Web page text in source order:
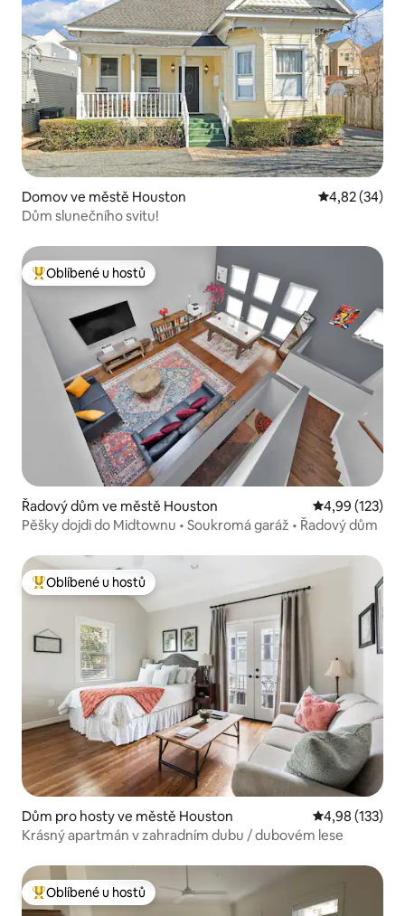
Domov ve městě Houston Průměrné
4,82 (34)
Dům slunečního svitu!
Nejlepší v kategorii Oblíbené u hostů
Oblíbené u hostů
Řadový dům ve městě Houston Průměrné
4,99 (123)
Pěšky dojdi do Midtownu • Soukromá garáž • Řadový dům
Nejlepší v kategorii Oblíbené u hostů
Oblíbené u hostů
Dům pro hosty ve městě Houston Průměrné
4,98 (133)
Krásný apartmán v zahradním dubu / dubovém lese
Nejlepší v kategorii Oblíbené u hostů
Oblíbené u hostů